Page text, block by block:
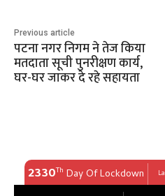
Previous article
पटना नगर निगम ने तेज किया
मतदाता सूची पुनरीक्षण कार्य,
घर-घर जाकर दे रहे सहायता